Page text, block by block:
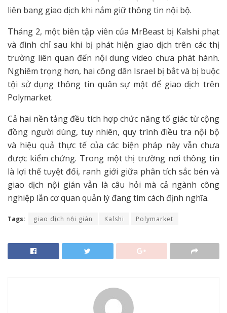
liên bang giao dịch khi nắm giữ thông tin nội bộ.
Tháng 2, một biên tập viên của MrBeast bị Kalshi phạt
và đình chỉ sau khi bị phát hiện giao dịch trên các thị
trường liên quan đến nội dung video chưa phát hành.
Nghiêm trọng hơn, hai công dân Israel bị bắt và bị buộc
tội sử dụng thông tin quân sự mật để giao dịch trên
Polymarket.
Cả hai nền tảng đều tích hợp chức năng tố giác từ cộng
đồng người dùng, tuy nhiên, quy trình điều tra nội bộ
và hiệu quả thực tế của các biện pháp này vẫn chưa
được kiểm chứng. Trong một thị trường nơi thông tin
là lợi thế tuyệt đối, ranh giới giữa phân tích sắc bén và
giao dịch nội gián vẫn là câu hỏi mà cả ngành công
nghiệp lẫn cơ quan quản lý đang tìm cách định nghĩa.
Tags: giao dịch nội gián Kalshi Polymarket